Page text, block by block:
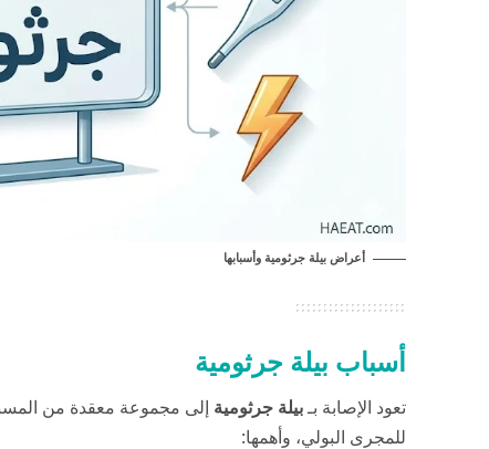
أعراض بيلة جرثومية وأسبابها
أسباب بيلة جرثومية
تعود الإصابة بـبيلة جرثومية إلى مجموعة معقدة من
للمجرى البولي، وأهمها: